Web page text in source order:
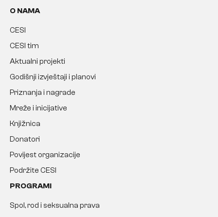
O NAMA
CESI
CESI tim
Aktualni projekti
Godišnji izvještaji i planovi
Priznanja i nagrade
Mreže i inicijative
Knjižnica
Donatori
Povijest organizacije
Podržite CESI
PROGRAMI
Spol, rod i seksualna prava